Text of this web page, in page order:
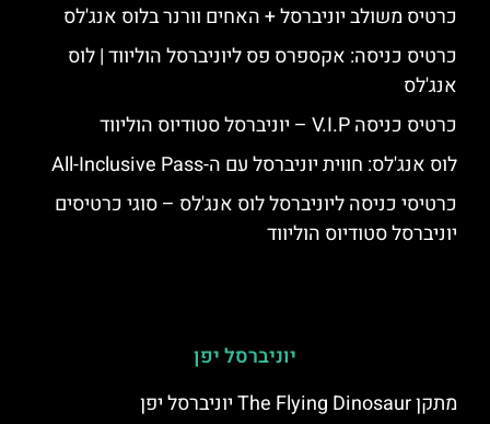
כרטיס משולב יוניברסל + האחים וורנר בלוס אנג'לס
כרטיס כניסה: אקספרס פס ליוניברסל הוליווד | לוס
אנג'לס
כרטיס כניסה V.I.P – יוניברסל סטודיוס הוליווד
לוס אנג'לס: חווית יוניברסל עם ה-All-Inclusive Pass
כרטיסי כניסה ליוניברסל לוס אנג'לס – סוגי כרטיסים
יוניברסל סטודיוס הוליווד
יוניברסל יפן
מתקן The Flying Dinosaur יוניברסל יפן